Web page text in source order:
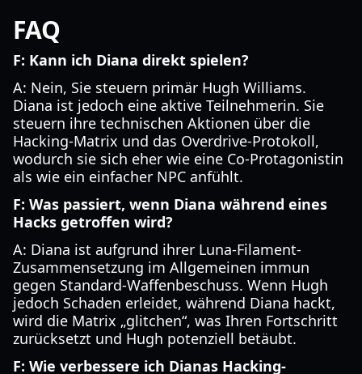
FAQ
F: Kann ich Diana direkt spielen?
A: Nein, Sie steuern primär Hugh Williams.
Diana ist jedoch eine aktive Teilnehmerin. Sie
steuern ihre technischen Aktionen über die
Hacking-Matrix und das Overdrive-Protokoll,
wodurch sie sich eher wie eine Co-Protagonistin
als wie ein einfacher NPC anfühlt.
F: Was passiert, wenn Diana während eines
Hacks getroffen wird?
A: Diana ist aufgrund ihrer Luna-Filament-
Zusammensetzung im Allgemeinen immun
gegen Standard-Waffenbeschuss. Wenn Hugh
jedoch Schaden erleidet, während Diana hackt,
wird die Matrix „glitchen“, was Ihren Fortschritt
zurücksetzt und Hugh potenziell betäubt.
F: Wie verbessere ich Dianas Hacking-